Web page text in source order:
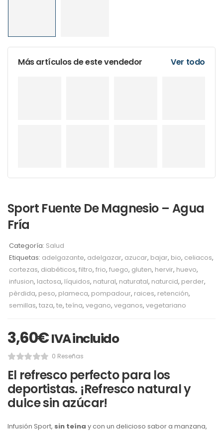
Más artículos de este vendedor Ver todo
Sport Fuente De Magnesio – Agua
Fría
Categoría: Salud
Etiquetas: adelgazante, adelgazar, azucar, bajar, bio, celiacos,
cortezas, diabéticos, filtro, frio, fuego, gluten, hervir, huevo,
infusion, lactosa, líquidos, natural, naturatal, naturcid, perder,
pèrdida, peso, plameca, pompadour, raices, retención,
semillas, taza, te, teína, vegano, veganos, vegetariano
3,60€IVA incluido
0 Reseñas
El refresco perfecto para los
deportistas. ¡Refresco natural y
dulce sin azúcar!
Infusión Sport, sin teína y con un delicioso sabor a manzana,